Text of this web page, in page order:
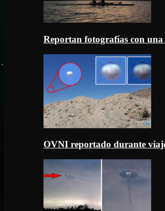
Reportan fotografías con
OVNI reportado durante